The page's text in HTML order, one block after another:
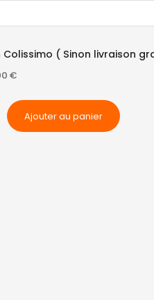
Colissimo ( Sinon livraison
€
Ajouter au panier